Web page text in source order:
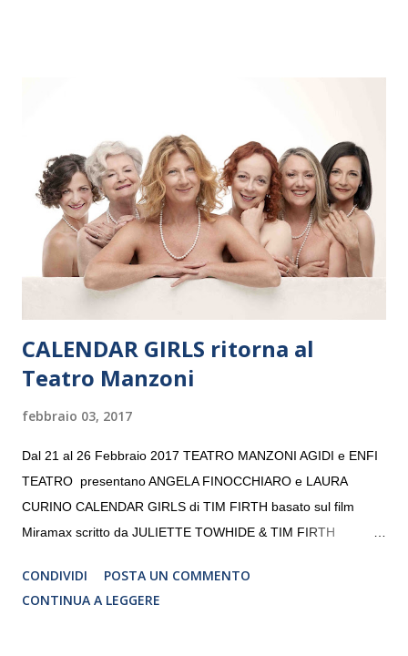
“Settembre dell’Accademia” dove si esibirà per il secondo anno
consecutivo. Il pubblico milanese avrà il piacere di applaudire i
giovani artisti della Baltic Sea Youth Philharmonic per la quarta
volta. L’orchestra, fondata nel 2008 da Kristjan Järvi (affiancato
da un prestigioso consiglio di consulent...
CALENDAR GIRLS ritorna al
Teatro Manzoni
febbraio 03, 2017
Dal 21 al 26 Febbraio 2017 TEATRO MANZONI AGIDI e ENFI
TEATRO presentano ANGELA FINOCCHIARO e LAURA
CURINO CALENDAR GIRLS di TIM FIRTH basato sul film
Miramax scritto da JULIETTE TOWHIDE & TIM FIRTH
CRISTINA PEZZOLI
CONDIVIDI
POSTA UN COMMENTO
CONTINUA A LEGGERE